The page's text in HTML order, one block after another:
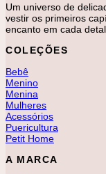
Um universo de
vestir os primeiros
encanto em cada
COLEÇÕES
Bebê
Menino
Menina
Mulheres
Acessórios
Puericultura
Petit Home
A MARCA